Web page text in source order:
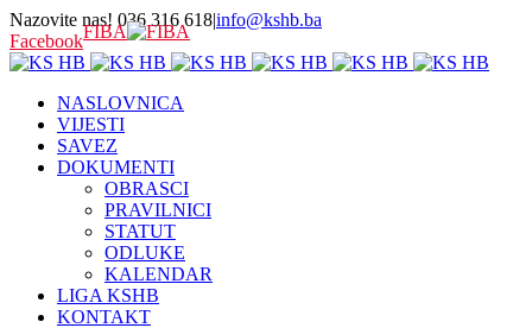
Nazovite nas! 036 316 618|info@kshb.ba
FacebookFIBA
NASLOVNICA
VIJESTI
SAVEZ
DOKUMENTI
OBRASCI
PRAVILNICI
STATUT
ODLUKE
KALENDAR
LIGA KSHB
KONTAKT